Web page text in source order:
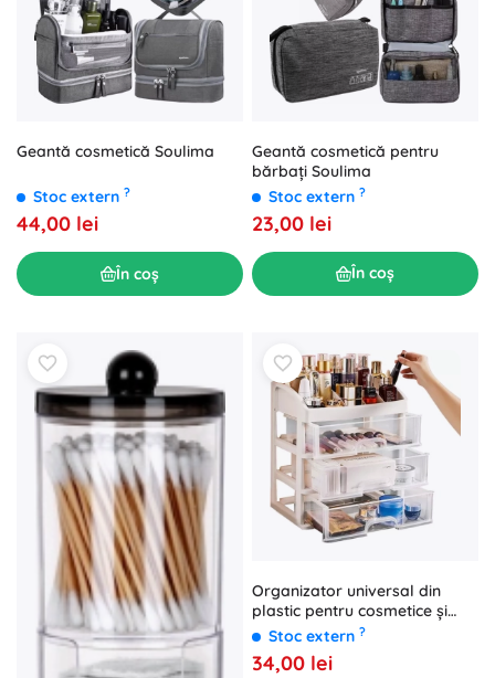
Geantă cosmetică Soulima
Stoc extern ?
44,00 lei
În coș
Geantă cosmetică pentru
bărbați Soulima
Stoc extern ?
23,00 lei
În coș
Organizator universal din
plastic pentru cosmetice și
accesorii cu 3 sertare
Stoc extern ?
34,00 lei